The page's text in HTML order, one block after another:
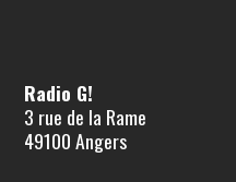
Radio G!
3 rue de la Rame
49100 Angers